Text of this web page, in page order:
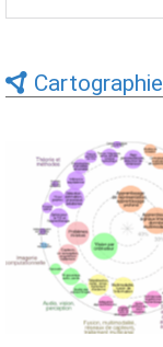
Expertises du
cartographie par
19/09/2025